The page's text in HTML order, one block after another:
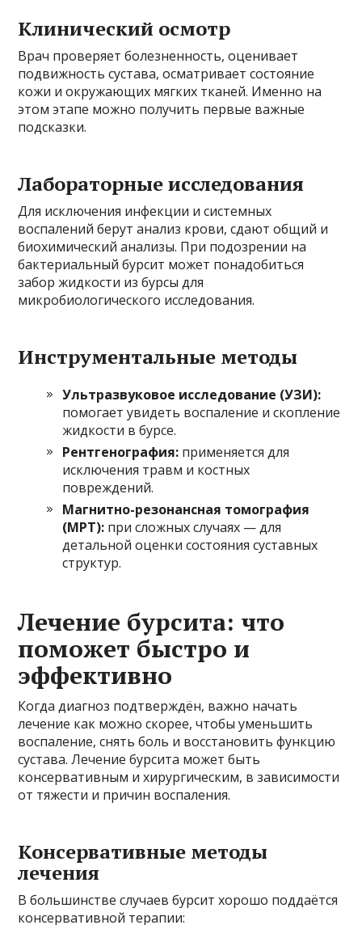
Клинический осмотр
Врач проверяет болезненность, оценивает
подвижность сустава, осматривает состояние
кожи и окружающих мягких тканей. Именно на
этом этапе можно получить первые важные
подсказки.
Лабораторные исследования
Для исключения инфекции и системных
воспалений берут анализ крови, сдают общий и
биохимический анализы. При подозрении на
бактериальный бурсит может понадобиться
забор жидкости из бурсы для
микробиологического исследования.
Инструментальные методы
Ультразвуковое исследование (УЗИ):
помогает увидеть воспаление и скопление
жидкости в бурсе.
Рентгенография: применяется для
исключения травм и костных
повреждений.
Магнитно-резонансная томография
(МРТ): при сложных случаях — для
детальной оценки состояния суставных
структур.
Лечение бурсита: что
поможет быстро и
эффективно
Когда диагноз подтверждён, важно начать
лечение как можно скорее, чтобы уменьшить
воспаление, снять боль и восстановить функцию
сустава. Лечение бурсита может быть
консервативным и хирургическим, в зависимости
от тяжести и причин воспаления.
Консервативные методы
лечения
В большинстве случаев бурсит хорошо поддаётся
консервативной терапии: